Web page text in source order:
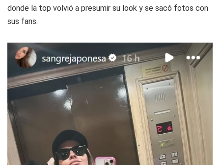
donde la top volvió a presumir su look y se sacó fotos con
sus fans.